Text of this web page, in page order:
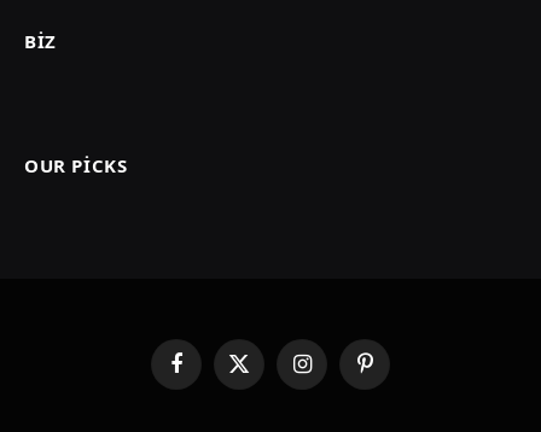
BIZ
OUR PICKS
FacebookX
(Twitter)
InstagramPinterest